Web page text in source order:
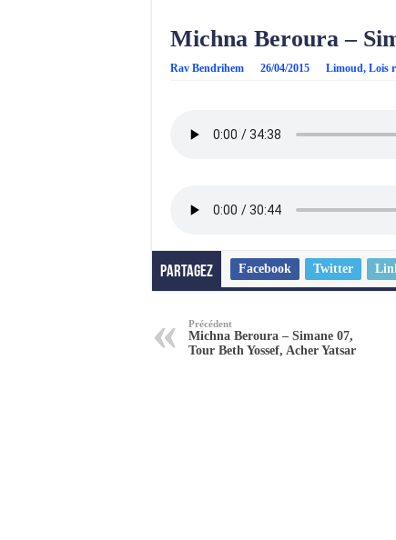
Michna Beroura –
Rav Bendrihem 26/04/2015 Limoud, Lois
Partagez Facebook Twitter
Précédent
Michna Beroura – Simane 07,
Tour Beth Yossef, Acher Yatsar